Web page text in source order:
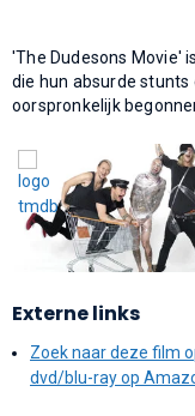
'The Dudesons Movie'
die hun absurde
oorspronkelijk
Externe links
Zoek naar deze film
dvd/blu-ray op